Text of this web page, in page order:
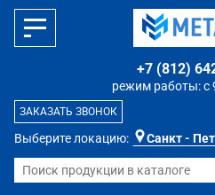
Выберите локацию: Санкт -
режим работы: с
+7 (812)
ЗАКАЗАТЬ ЗВОНОК